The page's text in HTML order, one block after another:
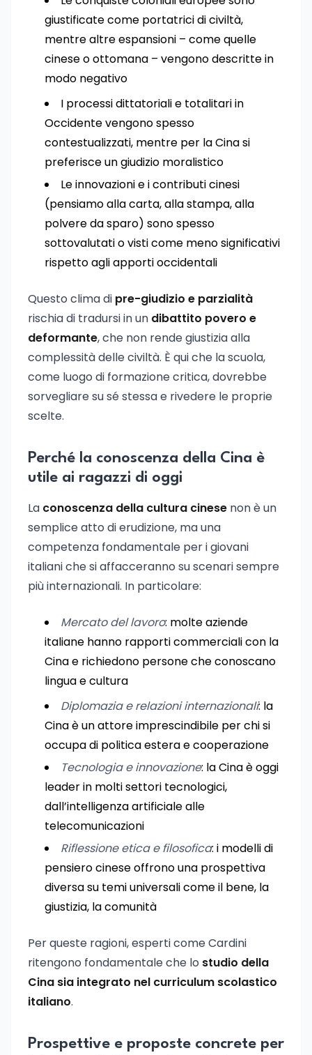
giustificate come portatrici di civiltà,
mentre altre espansioni – come quelle
cinese o ottomana – vengono descritte in
modo negativo
I processi dittatoriali e totalitari in
Occidente vengono spesso
contestualizzati, mentre per la Cina si
preferisce un giudizio moralistico
Le innovazioni e i contributi cinesi
(pensiamo alla carta, alla stampa, alla
polvere da sparo) sono spesso
sottovalutati o visti come meno significativi
rispetto agli apporti occidentali
Questo clima di pre-giudizio e parzialità
rischia di tradursi in un dibattito povero e
deformante, che non rende giustizia alla
complessità delle civiltà. È qui che la scuola,
come luogo di formazione critica, dovrebbe
sorvegliare su sé stessa e rivedere le proprie
scelte.
Perché la conoscenza della Cina è
utile ai ragazzi di oggi
La conoscenza della cultura cinese non è un
semplice atto di erudizione, ma una
competenza fondamentale per i giovani
italiani che si affacceranno su scenari sempre
più internazionali. In particolare:
Mercato del lavoro: molte aziende
italiane hanno rapporti commerciali con la
Cina e richiedono persone che conoscano
lingua e cultura
Diplomazia e relazioni internazionali: la
Cina è un attore imprescindibile per chi si
occupa di politica estera e cooperazione
Tecnologia e innovazione: la Cina è oggi
leader in molti settori tecnologici,
dall’intelligenza artificiale alle
telecomunicazioni
Riflessione etica e filosofica: i modelli di
pensiero cinese offrono una prospettiva
diversa su temi universali come il bene, la
giustizia, la comunità
Per queste ragioni, esperti come Cardini
ritengono fondamentale che lo studio della
Cina sia integrato nel curriculum scolastico
italiano.
Prospettive e proposte concrete per